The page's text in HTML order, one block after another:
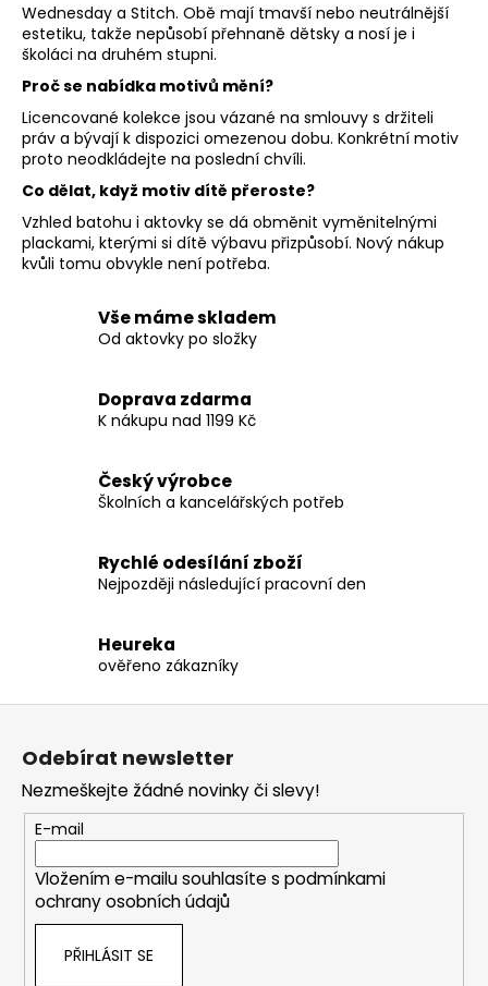
Wednesday a Stitch. Obě mají tmavší nebo neutrálnější
estetiku, takže nepůsobí přehnaně dětsky a nosí je i
školáci na druhém stupni.
Proč se nabídka motivů mění?
Licencované kolekce jsou vázané na smlouvy s držiteli
práv a bývají k dispozici omezenou dobu. Konkrétní motiv
proto neodkládejte na poslední chvíli.
Co dělat, když motiv dítě přeroste?
Vzhled batohu i aktovky se dá obměnit vyměnitelnými
plackami, kterými si dítě výbavu přizpůsobí. Nový nákup
kvůli tomu obvykle není potřeba.
Vše máme skladem
Od aktovky po složky
Doprava zdarma
K nákupu nad 1199 Kč
Český výrobce
Školních a kancelářských potřeb
Rychlé odesílání zboží
Nejpozději následující pracovní den
Heureka
ověřeno zákazníky
Z
Odebírat newsletter
Nezmeškejte žádné novinky či slevy!
E-mail
Vložením e-mailu souhlasíte s podmínkami
ochrany osobních údajů
PŘIHLÁSIT SE